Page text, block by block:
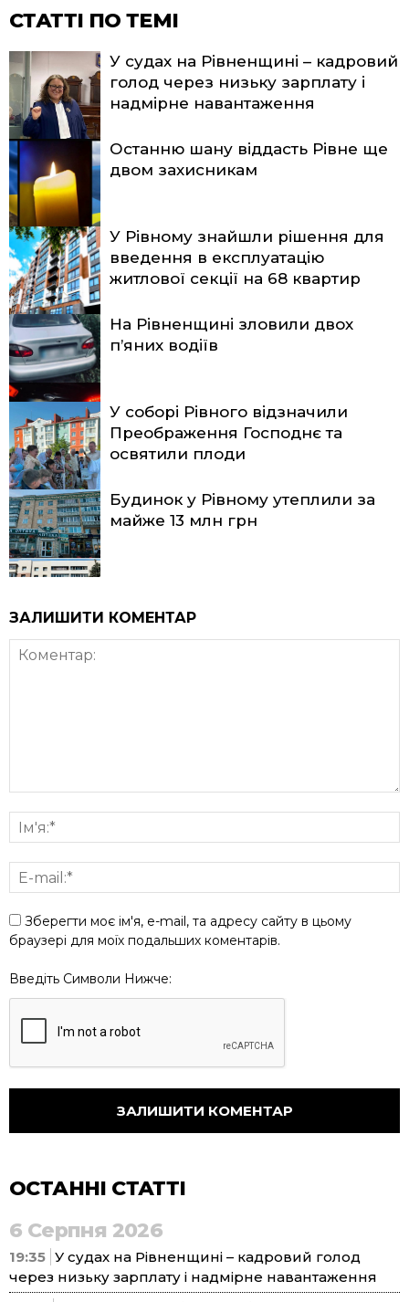
СТАТТІ ПО ТЕМІ
У судах на Рівненщині – кадровий
голод через низьку зарплату і
надмірне навантаження
Останню шану віддасть Рівне ще
двом захисникам
У Рівному знайшли рішення для
введення в експлуатацію
житлової секції на 68 квартир
На Рівненщині зловили двох
п’яних водіїв
У соборі Рівного відзначили
Преображення Господнє та
освятили плоди
Будинок у Рівному утеплили за
майже 13 млн грн
ЗАЛИШИТИ КОМЕНТАР
Зберегти моє ім'я, e-mail, та адресу сайту в цьому
браузері для моїх подальших коментарів.
Введіть Символи Нижче:
ОСТАННІ СТАТТІ
6 Серпня 2026
19:35 У судах на Рівненщині – кадровий голод
через низьку зарплату і надмірне навантаження